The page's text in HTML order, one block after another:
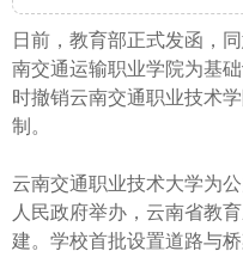
日前，教育部正式发函，
南交通运输职业学院为基
时撤销云南交通职业技术
制。
云南交通职业技术大学为
人民政府举办，云南省教
建。学校首批设置道路与